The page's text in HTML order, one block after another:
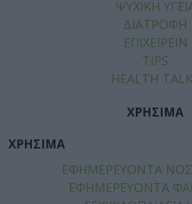
ΨΥΧΙΚΗ
ΔΙΑΤΡΟΦΗ
ΕΠΙΧΕΙΡΕΙΝ
TIPS
HEALTH
ΧΡΗΣΙΜΑ
ΧΡΗΣΙΜΑ
ΕΦΗΜΕΡΕΥΟΝΤΑ
ΕΦΗΜΕΡΕΥΟΝΤΑ